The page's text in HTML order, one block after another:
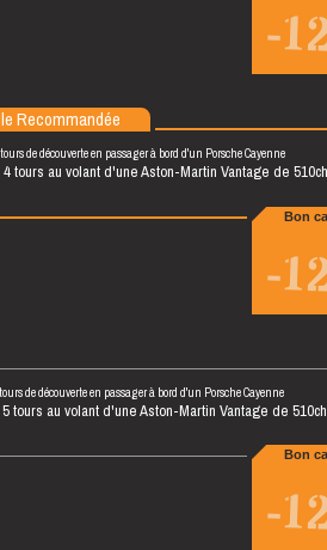
-
de découverte en passager à bord d'un Porsche Cayenne
tours au volant d'une Aston-Martin Vantage de 510ch
Bon
-
Recommandée
de découverte en passager à bord d'un Porsche Cayenne
tours au volant d'une Aston-Martin Vantage de 510ch
Bon
-